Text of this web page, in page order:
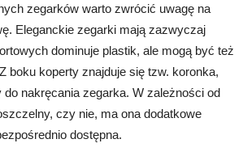
zegarków warto zwrócić uwagę na
Eleganckie zegarki mają zazwyczaj
dominuje plastik, ale mogą być też
boku koperty znajduje się tzw. koronka,
do nakręcania zegarka. W zależności od
czy nie, ma ona dodatkowe
dostępna.